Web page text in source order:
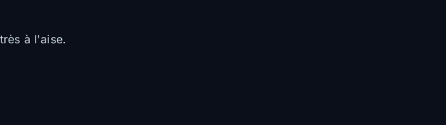
à l'aise.